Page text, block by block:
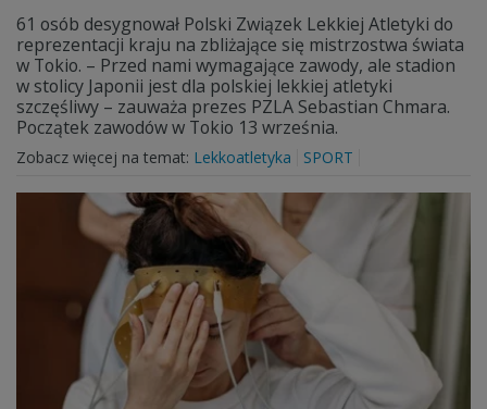
61 osób desygnował Polski Związek Lekkiej Atletyki do
reprezentacji kraju na zbliżające się mistrzostwa świata
w Tokio. – Przed nami wymagające zawody, ale stadion
w stolicy Japonii jest dla polskiej lekkiej atletyki
szczęśliwy – zauważa prezes PZLA Sebastian Chmara.
Początek zawodów w Tokio 13 września.
Zobacz więcej na temat: Lekkoatletyka SPORT